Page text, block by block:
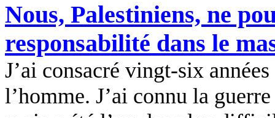
Nous, Palestiniens, ne
responsabilité dans le
J’ai consacré vingt-six
l’homme. J’ai connu la